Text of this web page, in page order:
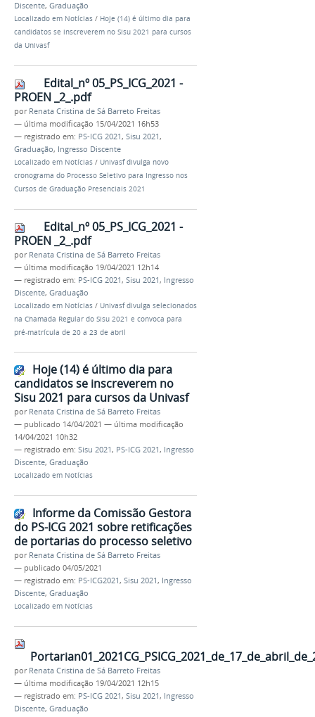
Discente, Graduação
Localizado em Notícias / Hoje (14) é último dia para
candidatos se inscreverem no Sisu 2021 para cursos
da Univasf
Edital_nº 05_PS_ICG_2021 -
PROEN _2_.pdf
por Renata Cristina de Sá Barreto Freitas
— última modificação 15/04/2021 16h53
— registrado em: PS-ICG 2021, Sisu 2021,
Graduação, Ingresso Discente
Localizado em Notícias / Univasf divulga novo
cronograma do Processo Seletivo para Ingresso nos
Cursos de Graduação Presenciais 2021
Edital_nº 05_PS_ICG_2021 -
PROEN _2_.pdf
por Renata Cristina de Sá Barreto Freitas
— última modificação 19/04/2021 12h14
— registrado em: PS-ICG 2021, Sisu 2021, Ingresso
Discente, Graduação
Localizado em Notícias / Univasf divulga selecionados
na Chamada Regular do Sisu 2021 e convoca para
pré-matrícula de 20 a 23 de abril
Hoje (14) é último dia para
candidatos se inscreverem no
Sisu 2021 para cursos da Univasf
por Renata Cristina de Sá Barreto Freitas
— publicado 14/04/2021 — última modificação
14/04/2021 10h32
— registrado em: Sisu 2021, PS-ICG 2021, Ingresso
Discente, Graduação
Localizado em Notícias
Informe da Comissão Gestora
do PS-ICG 2021 sobre retificações
de portarias do processo seletivo
por Renata Cristina de Sá Barreto Freitas
— publicado 04/05/2021
— registrado em: PS-ICG2021, Sisu 2021, Ingresso
Discente, Graduação
Localizado em Notícias
por Renata Cristina de Sá Barreto Freitas
— última modificação 19/04/2021 12h15
— registrado em: PS-ICG 2021, Sisu 2021, Ingresso
Discente, Graduação